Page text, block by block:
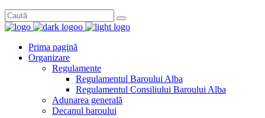
Prima pagină
Organizare
Regulamente
Regulamentul Baroului Alba
Regulamentul Consiliului Baroului Alba
Adunarea generală
Decanul baroului